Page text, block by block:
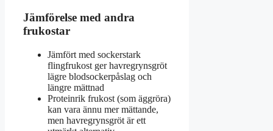
Jämförelse med andra
frukostar
Jämfört med sockerstark
flingfrukost ger havregrynsgröt
lägre blodsockerpåslag och
längre mättnad
Proteinrik frukost (som äggröra)
kan vara ännu mer mättande,
men havregrynsgröt är ett